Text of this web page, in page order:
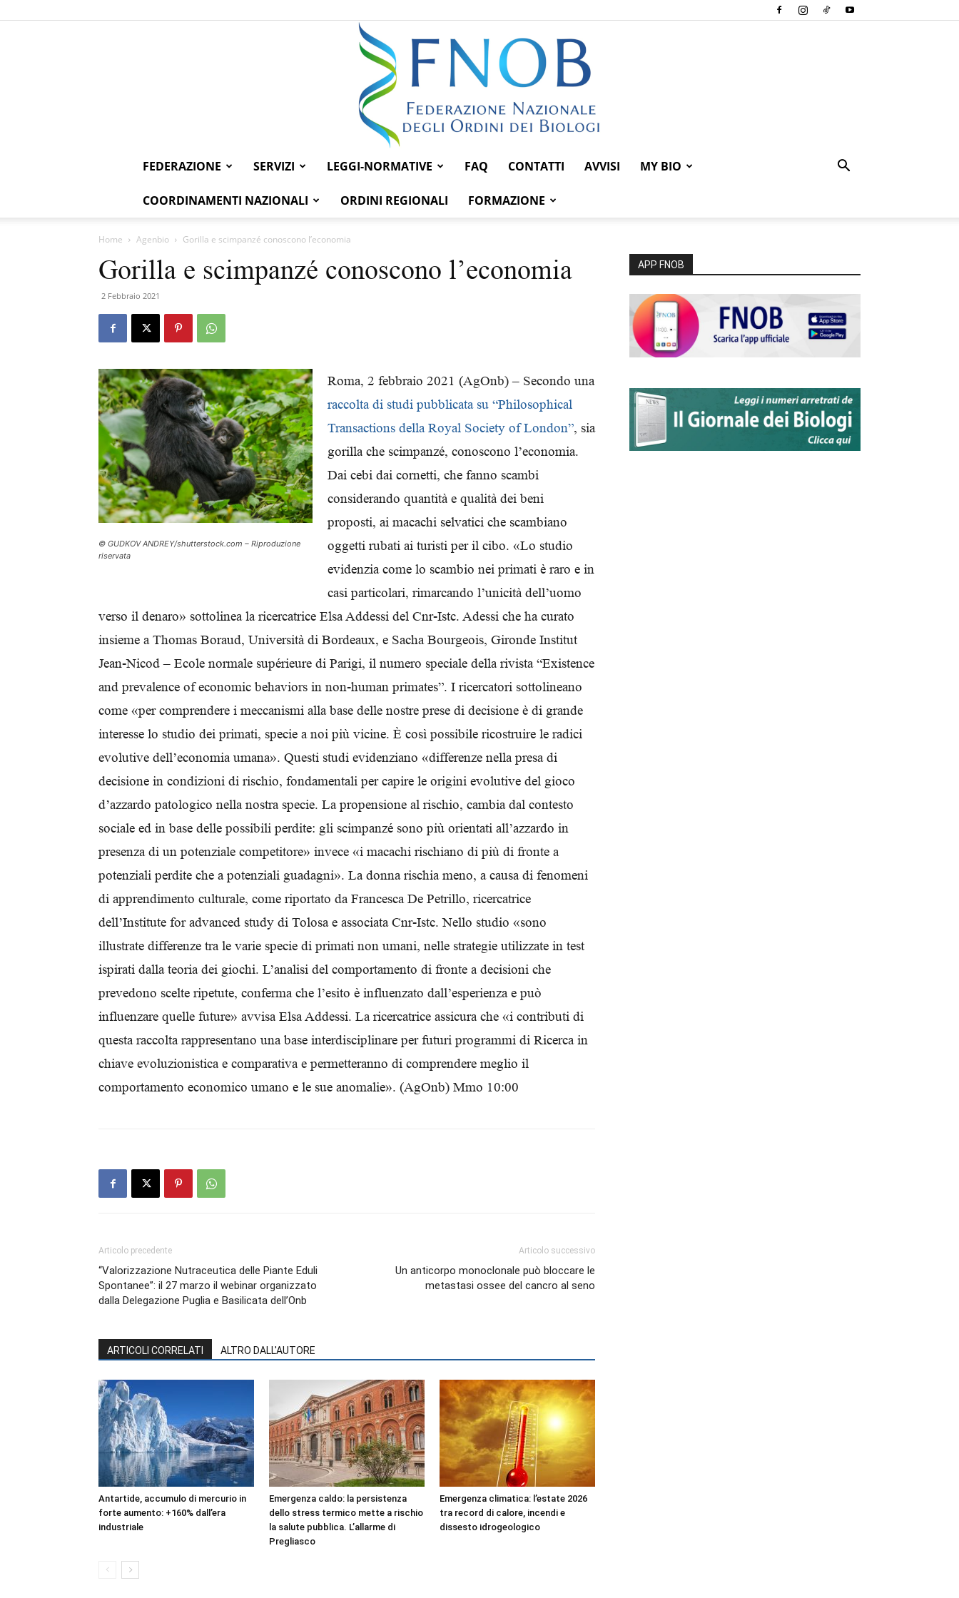
Federazione
degli
Ordini
dei
Biologi
FEDERAZIONE SERVIZI LEGGI-NORMATIVE FAQ CONTATTI AVVISI MY BIO
COORDINAMENTI NAZIONALI ORDINI REGIONALI FORMAZIONE
Home Agenbio Gorilla e scimpanzé conoscono l’economia
Gorilla e scimpanzé conoscono l’economia
2 Febbraio 2021
© GUDKOV ANDREY/shutterstock.com – Riproduzione
riservata
Roma, 2 febbraio 2021 (AgOnb) – Secondo una
raccolta di studi pubblicata su “Philosophical
Transactions della Royal Society of London”, sia
gorilla che scimpanzé, conoscono l’economia.
Dai cebi dai cornetti, che fanno scambi
considerando quantità e qualità dei beni
proposti, ai macachi selvatici che scambiano
oggetti rubati ai turisti per il cibo. «Lo studio
evidenzia come lo scambio nei primati è raro e in
casi particolari, rimarcando l’unicità dell’uomo
verso il denaro» sottolinea la ricercatrice Elsa Addessi del Cnr-Istc. Adessi che ha curato
insieme a Thomas Boraud, Università di Bordeaux, e Sacha Bourgeois, Gironde Institut
Jean-Nicod – Ecole normale supérieure di Parigi, il numero speciale della rivista “Existence
and prevalence of economic behaviors in non-human primates”. I ricercatori sottolineano
come «per comprendere i meccanismi alla base delle nostre prese di decisione è di grande
interesse lo studio dei primati, specie a noi più vicine. È così possibile ricostruire le radici
evolutive dell’economia umana». Questi studi evidenziano «differenze nella presa di
decisione in condizioni di rischio, fondamentali per capire le origini evolutive del gioco
d’azzardo patologico nella nostra specie. La propensione al rischio, cambia dal contesto
sociale ed in base delle possibili perdite: gli scimpanzé sono più orientati all’azzardo in
presenza di un potenziale competitore» invece «i macachi rischiano di più di fronte a
potenziali perdite che a potenziali guadagni». La donna rischia meno, a causa di fenomeni
di apprendimento culturale, come riportato da Francesca De Petrillo, ricercatrice
dell’Institute for advanced study di Tolosa e associata Cnr-Istc. Nello studio «sono
illustrate differenze tra le varie specie di primati non umani, nelle strategie utilizzate in test
ispirati dalla teoria dei giochi. L’analisi del comportamento di fronte a decisioni che
prevedono scelte ripetute, conferma che l’esito è influenzato dall’esperienza e può
influenzare quelle future» avvisa Elsa Addessi. La ricercatrice assicura che «i contributi di
questa raccolta rappresentano una base interdisciplinare per futuri programmi di Ricerca in
chiave evoluzionistica e comparativa e permetteranno di comprendere meglio il
comportamento economico umano e le sue anomalie». (AgOnb) Mmo 10:00
Articolo precedente
“Valorizzazione Nutraceutica delle Piante Eduli
Spontanee”: il 27 marzo il webinar organizzato
dalla Delegazione Puglia e Basilicata dell’Onb
Articolo successivo
Un anticorpo monoclonale può bloccare le
metastasi ossee del cancro al seno
ARTICOLI CORRELATI ALTRO DALL'AUTORE
Antartide, accumulo di mercurio in
forte aumento: +160% dall’era
industriale
Emergenza caldo: la persistenza
dello stress termico mette a rischio
la salute pubblica. L’allarme di
Pregliasco
Emergenza climatica: l’estate 2026
tra record di calore, incendi e
dissesto idrogeologico
APP FNOB